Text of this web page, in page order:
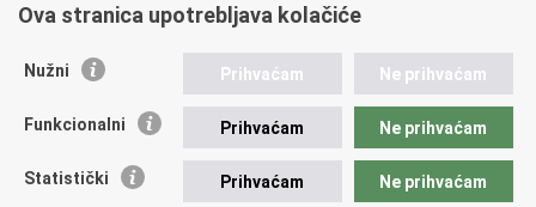
38
39 40 41 Sljedeća »
Republika Hrvatska
Trg N.Š. Zrinskog 7-8, 10000 Zagreb
Ova stranica upotrebljava kolačiće
Nužni Prihvaćam Ne prihvaćam
Funkcionalni Prihvaćam Ne prihvaćam
Statistički Prihvaćam Ne prihvaćam